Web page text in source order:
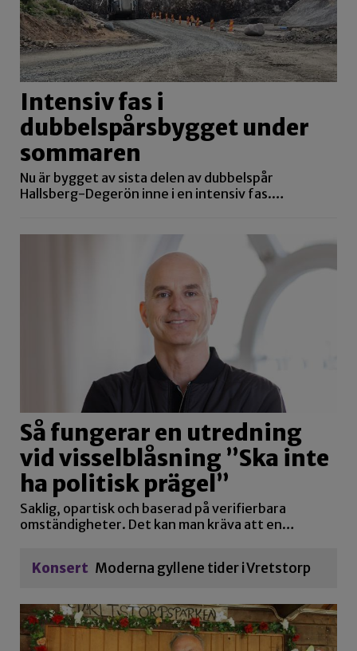
Intensiv fas i
dubbelspårsbygget under
sommaren
Nu är bygget av sista delen av dubbelspår
Hallsberg-Degerön inne i en intensiv fas.…
Så fungerar en utredning
vid visselblåsning ”Ska inte
ha politisk prägel”
Saklig, opartisk och baserad på verifierbara
omständigheter. Det kan man kräva att en…
Konsert Moderna gyllene tider i Vretstorp